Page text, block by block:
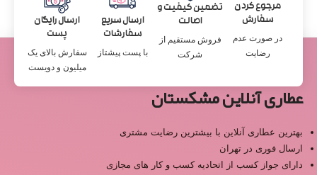
مرجوع کردن
سفارش
در صورت عدم
رضایت
تضمین کیفیت و
اصالت
فروش مستقیم از
شرکت
ارسال سریع
سفارشات
با پست پیشتاز
ارسال رایگان
پست
سفارش بالای یک
میلیون و دویست
عطاری آنلاین مشکستان
بهترین عطاری آنلاین با بیشترین رضایت مشتری
ارسال فوری در تهران
دارای جواز کسب از اتحادیه کسب و کار های مجازی